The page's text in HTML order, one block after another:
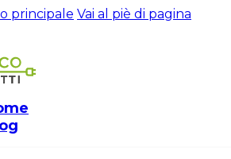
principale Vai al piè di pagina